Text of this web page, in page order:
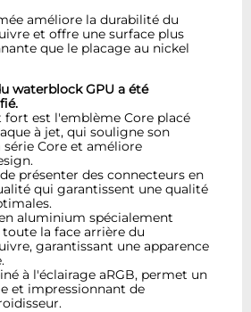
améliore la durabilité du
et offre une surface plus
que le placage au nickel
waterblock GPU a été
fort est l'emblème Core placé
à jet, qui souligne son
série Core et améliore
présenter des connecteurs en
qui garantissent une qualité
aluminium spécialement
la face arrière du
garantissant une apparence
à l'éclairage aRGB, permet un
et impressionnant de